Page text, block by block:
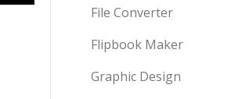
File Converter
Flipbook Maker
Graphic Design